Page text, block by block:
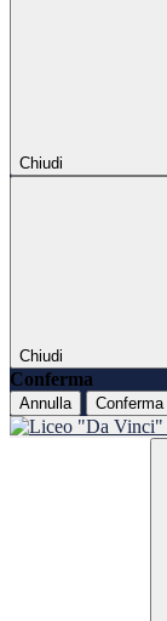
Chiudi
Chiudi
Conferma
Annulla Conferma